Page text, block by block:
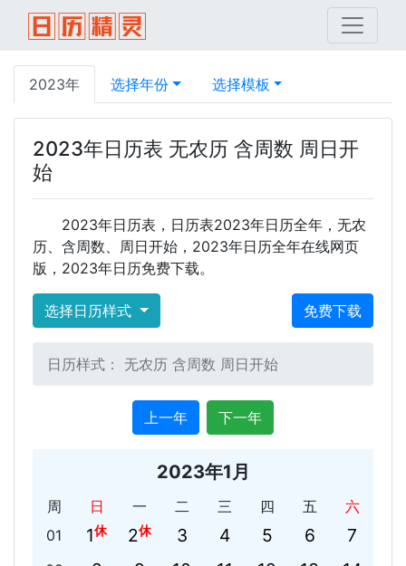
2023年 选择年份 选择模板
2023年日历表 无农历 含周数 周日开
始
2023年日历表，日历表2023年日历全年，无农
历、含周数、周日开始，2023年日历全年在线网页
版，2023年日历免费下载。
免费下载
选择日历样式
日历样式： 无农历 含周数 周日开始
上一年 下一年
2023年1月
周 日 一 二 三 四 五
六
01
1休 2休 3 4 5 6 7